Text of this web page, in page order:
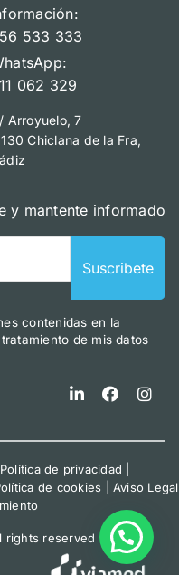
533 333
062 329
Arroyuelo, 7
Chiclana de la Fra,
y mantente informado
Suscribete
contenidas en la
de mis datos
Política de privacidad
de cookies |Aviso Legal
rights reserved